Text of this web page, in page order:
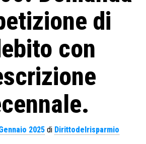
di
con
2025di Dirittodelrisparmio